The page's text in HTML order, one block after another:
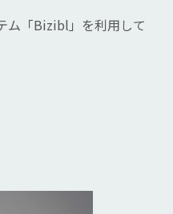
ム「Bizibl」を利用して